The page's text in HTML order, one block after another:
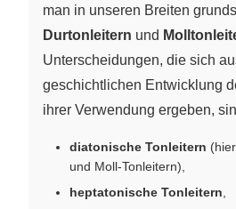
man in unseren Breiten
Durtonleitern und
Unterscheidungen, die sich
geschichtlichen Entwicklung
ihrer Verwendung ergeben,
diatonische Tonleitern
und Moll-Tonleitern),
heptatonische Tonleitern